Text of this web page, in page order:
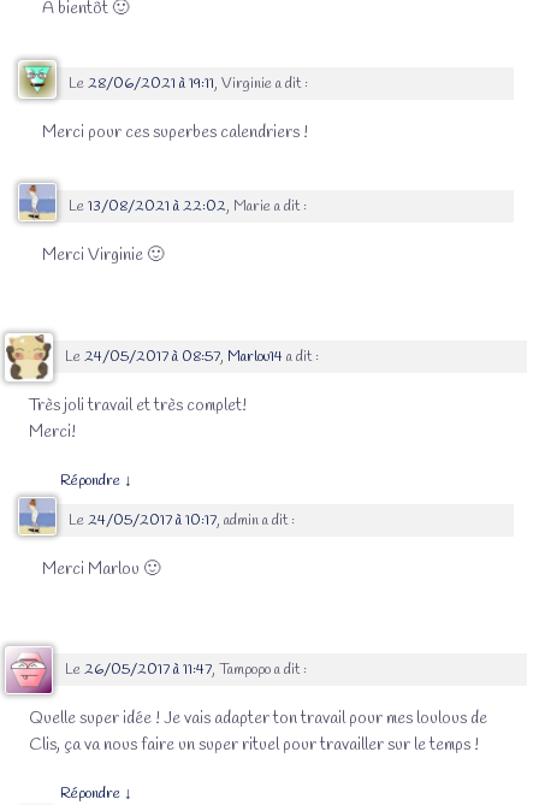
A bientôt 🙂
Le28/06/2021 à 19:11, Virginiea dit :
Merci pour ces superbes calendriers !
Le13/08/2021 à 22:02, Mariea dit :
Merci Virginie 🙂
Le24/05/2017 à 08:57, Marlou14 a dit :
Très joli travail et très complet!
Merci!
Répondre ↓
Le24/05/2017 à 10:17, admina dit :
Merci Marlou 🙂
Le26/05/2017 à 11:47, Tampopoa dit :
Quelle super idée ! Je vais adapter ton travail pour mes loulous de
Clis, ça va nous faire un super rituel pour travailler sur le temps !
Répondre ↓